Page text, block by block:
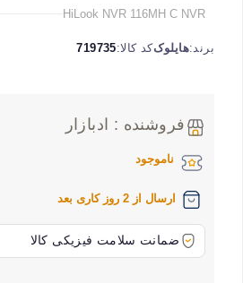
HiLook NVR 116MH C NVR
برند:هایلوککد کالا:719735
فروشنده : ادبازار
ناموجود
ارسال از 2 روز کاری بعد
ضمانت سلامت فیزیکی کالا